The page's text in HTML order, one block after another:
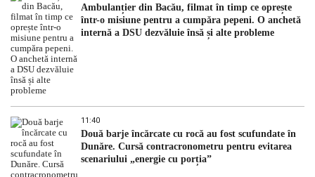
Ambulanțier din Bacău, filmat în timp ce oprește
într-o misiune pentru a cumpăra pepeni. O anchetă
internă a DSU dezvăluie însă și alte probleme
11:40
Două barje încărcate cu rocă au fost scufundate în
Dunăre. Cursă contracronometru pentru evitarea
scenariului „energie cu porția”